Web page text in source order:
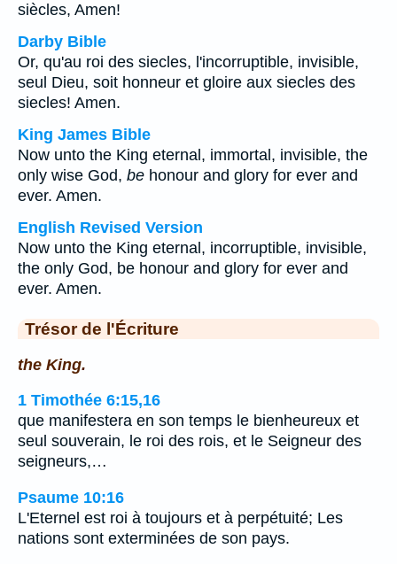
siècles, Amen!
Darby Bible
Or, qu'au roi des siecles, l'incorruptible, invisible,
seul Dieu, soit honneur et gloire aux siecles des
siecles! Amen.
King James Bible
Now unto the King eternal, immortal, invisible, the
only wise God, be honour and glory for ever and
ever. Amen.
English Revised Version
Now unto the King eternal, incorruptible, invisible,
the only God, be honour and glory for ever and
ever. Amen.
Trésor de l'Écriture
the King.
1 Timothée 6:15,16
que manifestera en son temps le bienheureux et
seul souverain, le roi des rois, et le Seigneur des
seigneurs,…
Psaume 10:16
L'Eternel est roi à toujours et à perpétuité; Les
nations sont exterminées de son pays.